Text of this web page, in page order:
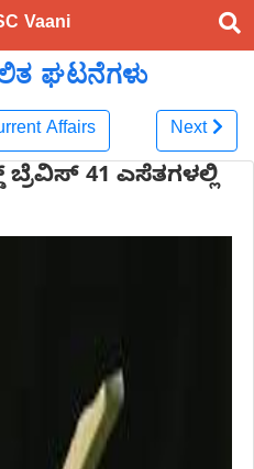
Vaani
ಘಟನೆಗಳು
Affairs Next
ಬ್ರೆವಿಸ್‌ 41 ಎಸೆತಗಳಲ್ಲಿ